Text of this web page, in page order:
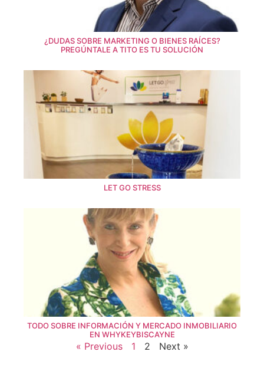
¿DUDAS SOBRE MARKETING O BIENES RAÍCES?
PREGÚNTALE A TITO ES TU SOLUCIÓN
LET GO STRESS
TODO SOBRE INFORMACIÓN Y MERCADO INMOBILIARIO
EN WHYKEYBISCAYNE
« Previous 1 2 Next »